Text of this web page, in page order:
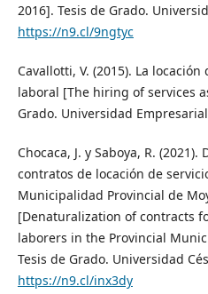
2016]. Tesis de Grado.
https://n9.cl/9ngtyc
Cavallotti, V. (2015). La
laboral [The hiring of services
Grado. Universidad
Chocaca, J. y Saboya, R.
contratos de locación de
Municipalidad Provincial de
[Denaturalization of contracts
laborers in the Provincial
Tesis de Grado. Universidad
https://n9.cl/inx3dy